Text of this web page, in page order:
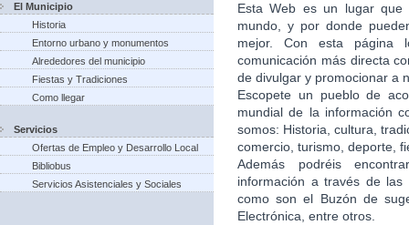
El Municipio
Historia
Entorno urbano y monumentos
Alrededores del municipio
Fiestas y Tradiciones
Como llegar
Servicios
Ofertas de Empleo y Desarrollo Local
Bibliobus
Servicios Asistenciales y Sociales
Esta Web es un lugar
mundo, y por donde
mejor. Con esta página
comunicación más directa
de divulgar y promocionar a
Escopete un pueblo de
mundial de la información
somos: Historia, cultura,
comercio, turismo, deporte,
Además podréis
información a través de
como son el Buzón de
Electrónica, entre otros.